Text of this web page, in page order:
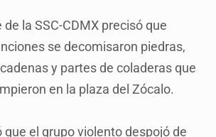
la SSC-CDMX precisó que
se decomisaron piedras,
y partes de coladeras que
en la plaza del Zócalo.
que el grupo violento despojó de